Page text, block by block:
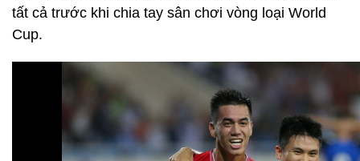
tất cả trước khi chia tay sân chơi vòng loại World
Cup.